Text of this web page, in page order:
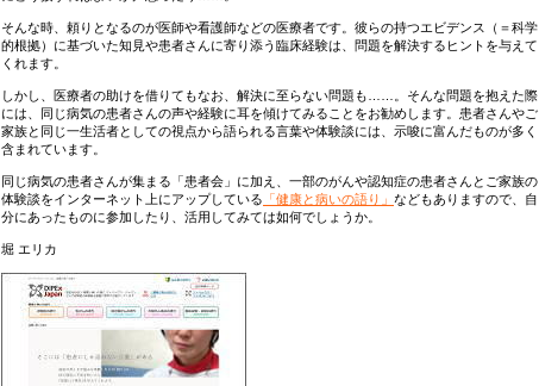
そんな時、頼りとなるのが医師や看護師などの医療者です。彼らの持つエビデンス（＝科学
的根拠）に基づいた知見や患者さんに寄り添う臨床経験は、問題を解決するヒントを与えて
くれます。
しかし、医療者の助けを借りてもなお、解決に至らない問題も……。そんな問題を抱えた際
には、同じ病気の患者さんの声や経験に耳を傾けてみることをお勧めします。患者さんやご
家族と同じ一生活者としての視点から語られる言葉や体験談には、示唆に富んだものが多く
含まれています。
同じ病気の患者さんが集まる「患者会」に加え、一部のがんや認知症の患者さんとご家族の
体験談をインターネット上にアップしている 「健康と病いの語り」 などもありますので、自
分にあったものに参加したり、活用してみては如何でしょうか。
堀 エリカ